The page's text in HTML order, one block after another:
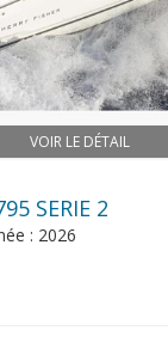
VOIR LE DÉTAIL
SERIE 2
: 2026